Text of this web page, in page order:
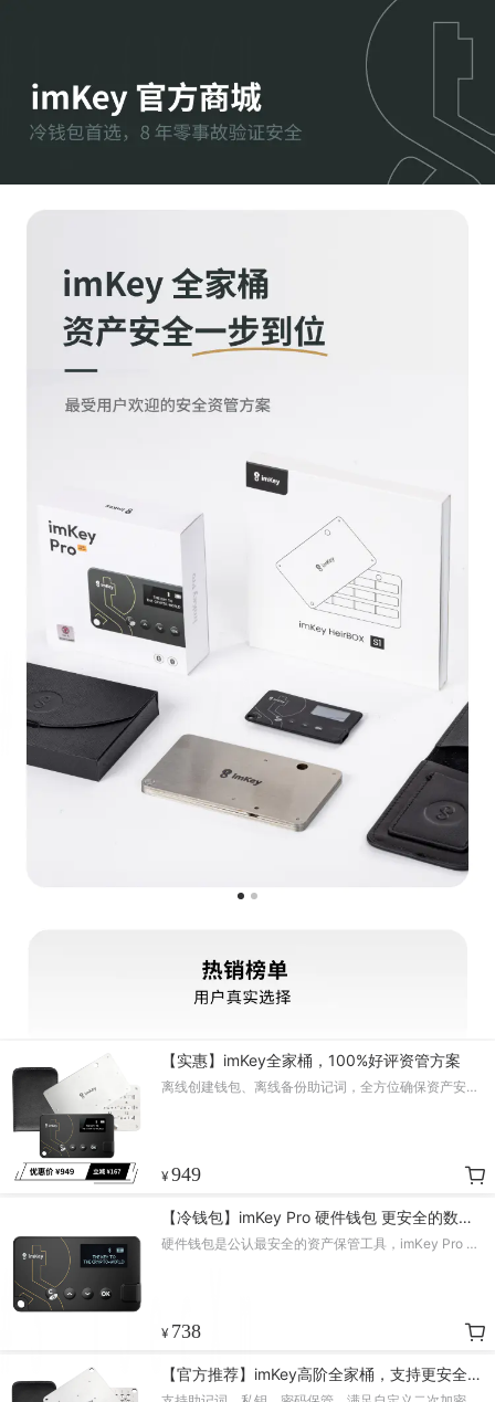
【实惠】imKey全家桶，100%好评资管方案
离线创建钱包、离线备份助记词，全方位确保资产安
¥949
【冷钱包】imKey Pro 硬件钱包 更安全的数字
资产保管工具
硬件钱包是公认最安全的资产保管工具，imKey Pro 硬
¥ 738
【官方推荐】imKey高阶全家桶，支持更安全玩
法